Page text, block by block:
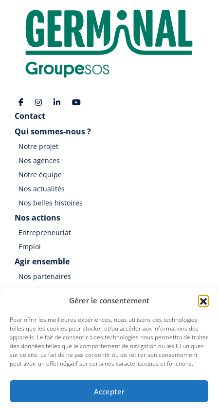
Gérer le consentement
Pour offrir les meilleures expériences, nous utilisons des technologies
telles que les cookies pour stocker et/ou accéder aux informations des
appareils. Le fait de consentir à ces technologies nous permettra de traiter
des données telles que le comportement de navigation ou les ID uniques
sur ce site. Le fait de ne pas consentir ou de retirer son consentement
peut avoir un effet négatif sur certaines caractéristiques et fonctions.
Accepter
Contact
Qui sommes-nous ?
Notre projet
Nos agences
Notre équipe
Nos actualités
Nos belles histoires
Nos actions
Entrepreneuriat
Emploi
Agir ensemble
Nos partenaires
Germinal est une association du Groupe SOS